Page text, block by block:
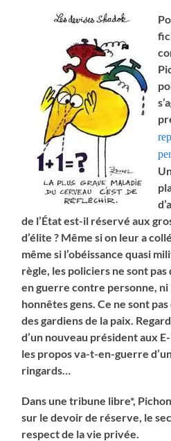
de l’État est-il réservé aux
d’élite ? Même si on leur a
même si l’obéissance quasi
règle, les policiers ne sont pas
en guerre contre personne, ni
honnêtes gens. Ce ne sont
des gardiens de la paix.
d’un nouveau président aux
les propos va-t-en-guerre
ringards…
Dans une tribune libre*,
sur le devoir de réserve, le
respect de la vie privée.